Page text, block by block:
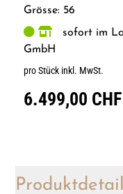
Grösse: 56
sofort im
GmbH
pro Stück inkl. MwSt.
6.499,00 CHF